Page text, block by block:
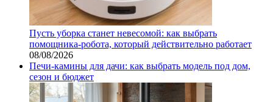
Пусть уборка станет невесомой: как выбрать
помощника‑робота, который действительно работает
08/08/2026
Печи-камины для дачи: как выбрать модель под дом,
сезон и бюджет